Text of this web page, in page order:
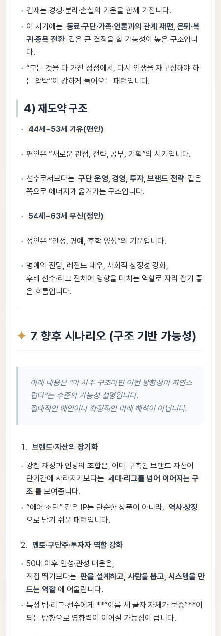
겁재는 경쟁·분리·손실의 기운을 함께 가집니다.
이 시기에는 동료·구단·가족·언론과의 관계 재편, 은퇴·복
귀·종목 전환 같은 큰 결정을 할 가능성이 높은 구조입니
다.
“모든 것을 다 가진 정점에서, 다시 인생을 재구성해야 하
는 압박”이 강하게 들어오는 패턴입니다.
4) 재도약 구조
44세~53세 기유(편인)
편인은 “새로운 관점, 전략, 공부, 기획”의 시기입니다.
선수로서보다는 구단 운영, 경영, 투자, 브랜드 전략 같은
쪽으로 에너지가 옮겨가는 구조입니다.
54세~63세 무신(정인)
정인은 “안정, 명예, 후학 양성”의 기운입니다.
명예의 전당, 레전드 대우, 사회적 상징성 강화,
후배 선수·리그 전체에 영향을 미치는 역할로 자리 잡기 좋
은 흐름입니다.
7. 향후 시나리오 (구조 기반 가능성)
아래 내용은 “이 사주 구조라면 이런 방향성이 자연스
럽다”는 수준의 가능성 설명입니다.
절대적인 예언이나 확정적인 미래 해석이 아닙니다.
브랜드·자산의 장기화
강한 재성과 인성의 조합은, 이미 구축된 브랜드·자산이
단기간에 사라지기보다는 세대·리그를 넘어 이어지는 구
조 를 보여줍니다.
“에어 조던” 같은 IP는 단순한 상품이 아니라, 역사·상징
으로 남기 쉬운 패턴입니다.
멘토·구단주·투자자 역할 강화
50대 이후 인성·관성 대운은,
직접 뛰기보다는 판을 설계하고, 사람을 뽑고, 시스템을 만
드는 역할 에 어울립니다.
특정 팀·리그·선수에게 **“이름 세 글자 자체가 보증”**이
되는 방향으로 영향력이 이어질 가능성이 큽니다.